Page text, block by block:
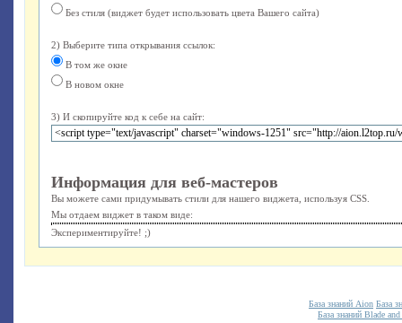
Без стиля (виджет будет использовать цвета Вашего сайта)
2) Выберите типа открывания ссылок:
В том же окне
В новом окне
3) И скопируйте код к себе на сайт:
Информация для веб-мастеров
Вы можете сами придумывать стили для нашего виджета, используя CSS.
Мы отдаем виджет в таком виде:
Экспериментируйте! ;)
База знаний Aion База
База знаний Blade